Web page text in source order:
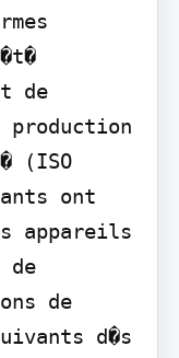
de
production
(ISO
ont
appareils
de
de
d�s